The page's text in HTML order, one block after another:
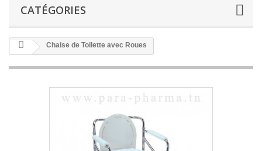
CATÉGORIES
Chaise de Toilette avec Roues